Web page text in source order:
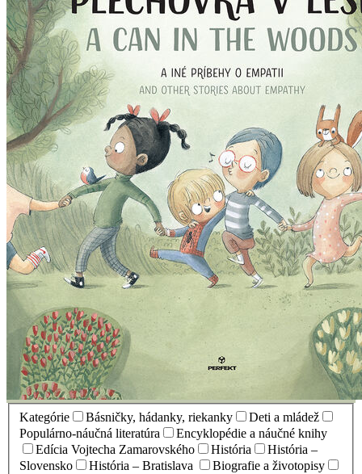
Kategórie Básničky, hádanky, riekanky
Deti a mládež
Populárno-náučná literatúra
Encyklopédie a náučné knihy
Edícia Vojtecha Zamarovského
História
História –
Slovensko
História – Bratislava
Biografie a životopisy